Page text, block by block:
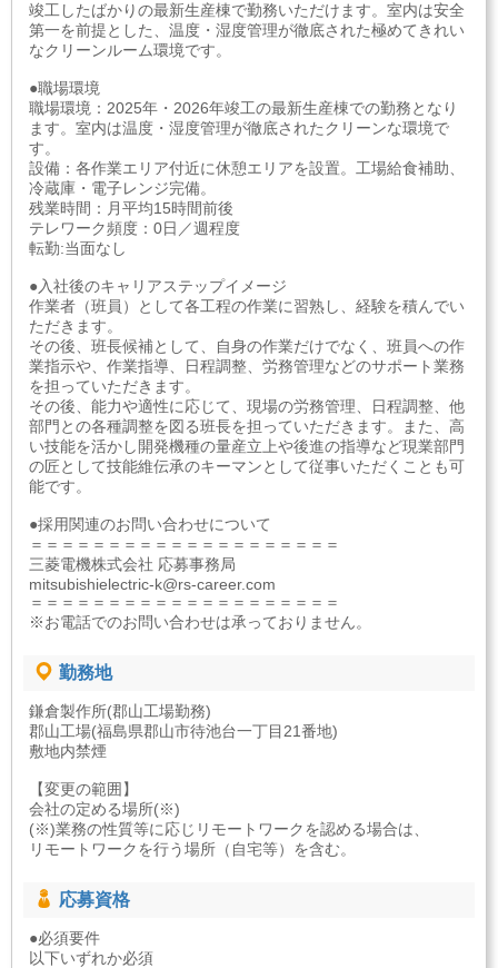
竣工したばかりの最新生産棟で勤務いただけます。室内は安全
第一を前提とした、温度・湿度管理が徹底された極めてきれい
なクリーンルーム環境です。
●職場環境
職場環境：2025年・2026年竣工の最新生産棟での勤務となり
ます。室内は温度・湿度管理が徹底されたクリーンな環境で
す。
設備：各作業エリア付近に休憩エリアを設置。工場給食補助、
冷蔵庫・電子レンジ完備。
残業時間：月平均15時間前後
テレワーク頻度：0日／週程度
転勤:当面なし
●入社後のキャリアステップイメージ
作業者（班員）として各工程の作業に習熟し、経験を積んでい
ただきます。
その後、班長候補として、自身の作業だけでなく、班員への作
業指示や、作業指導、日程調整、労務管理などのサポート業務
を担っていただきます。
その後、能力や適性に応じて、現場の労務管理、日程調整、他
部門との各種調整を図る班長を担っていただきます。また、高
い技能を活かし開発機種の量産立上や後進の指導など現業部門
の匠として技能維伝承のキーマンとして従事いただくことも可
能です。
●採用関連のお問い合わせについて
＝＝＝＝＝＝＝＝＝＝＝＝＝＝＝＝＝＝＝＝
三菱電機株式会社 応募事務局
mitsubishielectric-k@rs-career.com
＝＝＝＝＝＝＝＝＝＝＝＝＝＝＝＝＝＝＝＝
※お電話でのお問い合わせは承っておりません。
勤務地
鎌倉製作所(郡山工場勤務)
郡山工場(福島県郡山市待池台一丁目21番地)
敷地内禁煙
【変更の範囲】
会社の定める場所(※)
(※)業務の性質等に応じリモートワークを認める場合は、
リモートワークを行う場所（自宅等）を含む。
応募資格
●必須要件
以下いずれか必須